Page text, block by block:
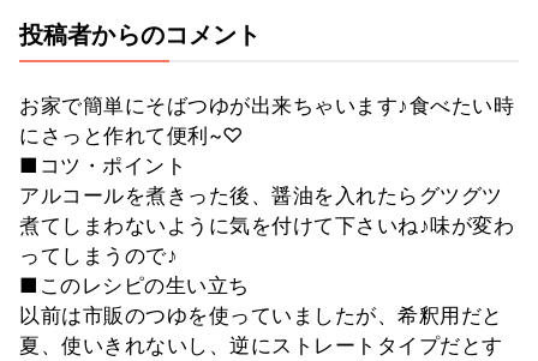
投稿者からのコメント
お家で簡単にそばつゆが出来ちゃいます♪食べたい時
にさっと作れて便利~♡
■コツ・ポイント
アルコールを煮きった後、醤油を入れたらグツグツ
煮てしまわないように気を付けて下さいね♪味が変わ
ってしまうので♪
■このレシピの生い立ち
以前は市販のつゆを使っていましたが、希釈用だと
夏、使いきれないし、逆にストレートタイプだとす